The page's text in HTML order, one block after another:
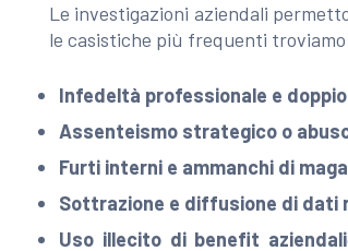
Le investigazioni aziendali
le casistiche più frequenti
Infedeltà professionale e
Assenteismo strategico o
Furti interni e ammanchi di
Sottrazione e diffusione di dati
Uso illecito di benefit aziendali